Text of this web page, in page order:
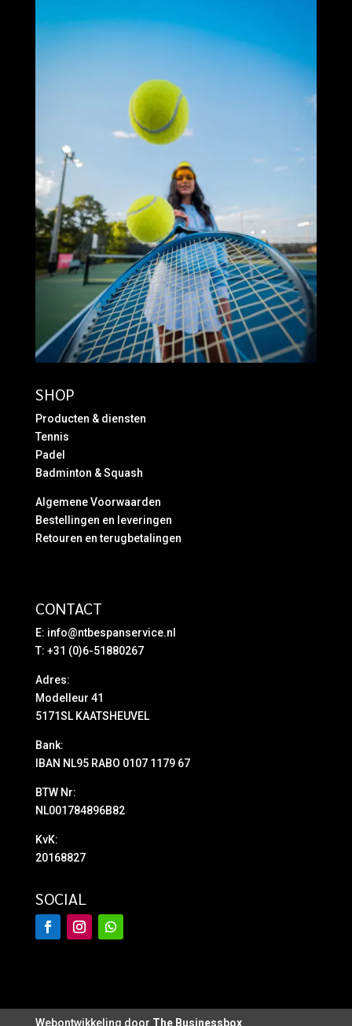
SHOP
Producten & diensten
Tennis
Padel
Badminton & Squash
Algemene Voorwaarden
Bestellingen en leveringen
Retouren en terugbetalingen
CONTACT
E: info@ntbespanservice.nl
T: +31 (0)6-51880267
Adres:
Modelleur 41
5171SL KAATSHEUVEL
Bank:
IBAN NL95 RABO 0107 1179 67
BTW Nr:
NL001784896B82
KvK:
20168827
SOCIAL
Webontwikkeling door The Businessbox